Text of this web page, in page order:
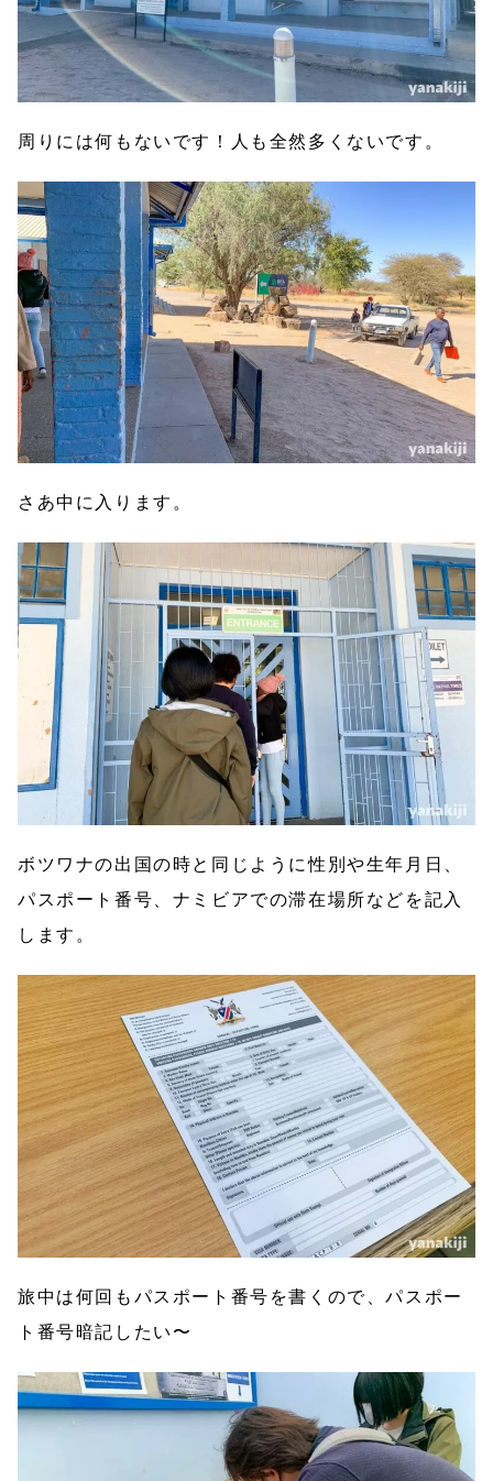
周りには何もないです！人も全然多くないです。
さあ中に入ります。
ボツワナの出国の時と同じように性別や生年月日、
パスポート番号、ナミビアでの滞在場所などを記入
します。
旅中は何回もパスポート番号を書くので、パスポー
ト番号暗記したい〜